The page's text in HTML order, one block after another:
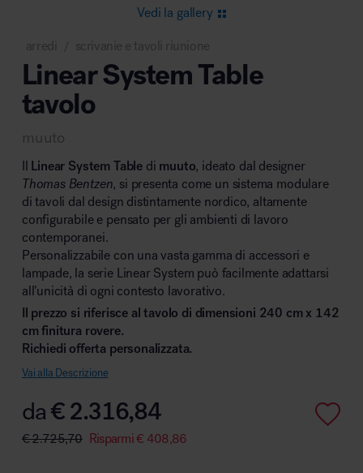
Area lounge e attesa
Area outdoor
Area hospitality
Vedi la gallery
arredi scrivanie e tavoli riunione
Linear System Table
tavolo
muuto
Il Linear System Table di muuto, ideato dal designer
Thomas Bentzen, si presenta come un sistema modulare
di tavoli dal design distintamente nordico, altamente
configurabile e pensato per gli ambienti di lavoro
contemporanei.
Personalizzabile con una vasta gamma di accessori e
lampade, la serie Linear System può facilmente adattarsi
all’unicità di ogni contesto lavorativo.
Il prezzo si riferisce al tavolo di dimensioni 240 cm x 142
cm finitura rovere.
Richiedi offerta personalizzata.
Vai alla Descrizione
da€2.316,84
€2.725,70 Risparmi€ 408,86